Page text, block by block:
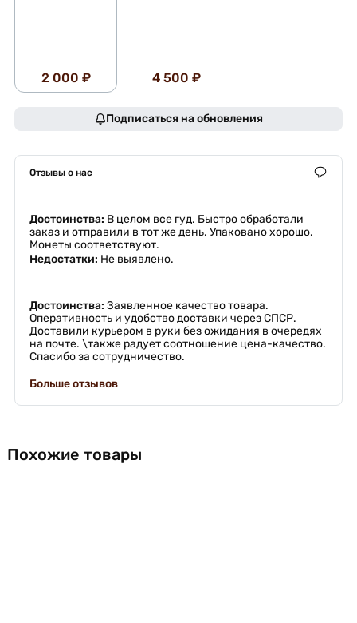
2 000 ₽ 4 500 ₽
Подписаться на обновления
Отзывы о нас
Достоинства: В целом все гуд. Быстро обработали
заказ и отправили в тот же день. Упаковано хорошо.
Монеты соответствуют.
Недостатки: Не выявлено.
Достоинства: Заявленное качество товара.
Оперативность и удобство доставки через СПСР.
Доставили курьером в руки без ожидания в очередях
на почте. \также радует соотношение цена-качество.
Спасибо за сотрудничество.
Больше отзывов
Похожие товары